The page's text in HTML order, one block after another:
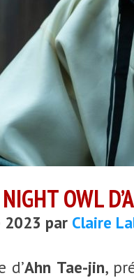
OWL
2023 par Claire
d’Ahn Tae-jin,